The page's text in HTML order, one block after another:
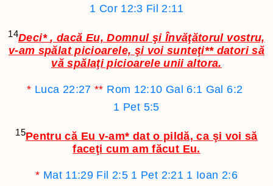
1 Cor 12:3 Fil 2:11
14Deci* , dacă Eu, Domnul şi Învăţătorul vostru,
v-am spălat picioarele, şi voi sunteţi** datori să
vă spălaţi picioarele unii altora.
* Luca 22:27 ** Rom 12:10 Gal 6:1 Gal 6:2
1 Pet 5:5
15Pentru că Eu v-am* dat o pildă, ca şi voi să
faceţi cum am făcut Eu.
* Mat 11:29 Fil 2:5 1 Pet 2:21 1 Ioan 2:6